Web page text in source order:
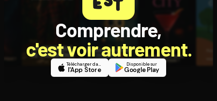
Comprendre,
c'est voir autrement.
Télécharger dans
l'App Store
Disponible sur
Google Play